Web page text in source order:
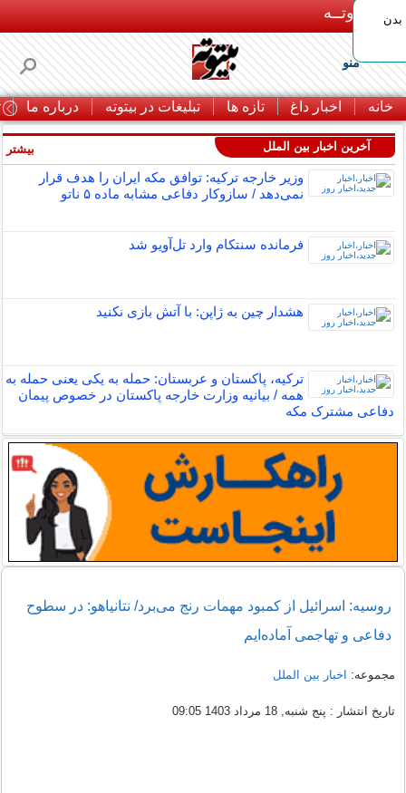
بـیتوتــه
منو
خانه اخبار داغ تازه ها تبلیغات در بیتوته درباره ما
آخرین اخبار بین الملل
وزیر خارجه ترکیه: توافق مکه ایران را هدف قرار
نمی‌دهد / سازوکار دفاعی مشابه ماده ۵ ناتو
فرمانده سنتکام وارد تل‌آویو شد
هشدار چین به ژاپن: با آتش بازی نکنید
ترکیه، پاکستان و عربستان: حمله به یکی یعنی حمله به
همه / بیانیه وزارت خارجه پاکستان در خصوص پیمان
دفاعی مشترک مکه
بیشتر
روسیه: اسرائیل از کمبود مهمات رنج می‌برد/ نتانیاهو: در سطوح
دفاعی و تهاجمی آماده‌ایم
مجموعه: اخبار بین الملل
تاریخ انتشار : پنج شنبه, 18 مرداد 1403 09:05